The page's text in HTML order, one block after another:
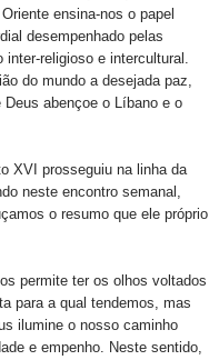
ensina-nos o papel
desempenhado pelas
religioso e intercultural.
do mundo a desejada paz,
abençoe o Líbano e o
XVI prosseguiu na linha da
neste encontro semanal,
o resumo que ele próprio
permite ter os olhos voltados
para a qual tendemos, mas
ilumine o nosso caminho
e empenho. Neste sentido,